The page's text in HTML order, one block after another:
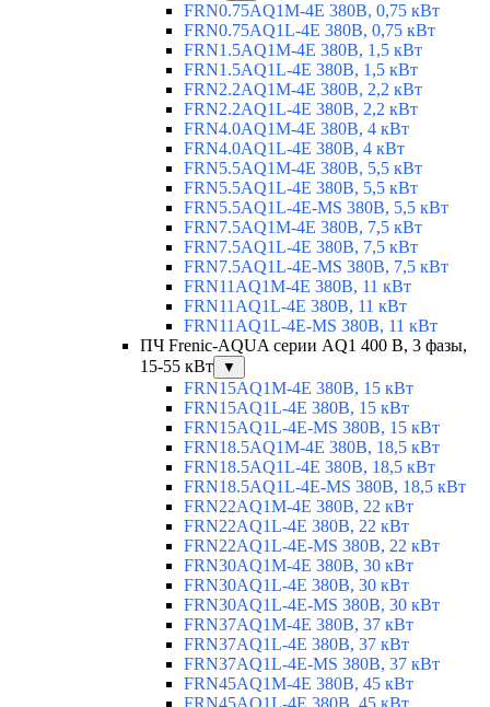
FRN0.75AQ1M-4E 380В, 0,75 кВт
FRN0.75AQ1L-4E 380В, 0,75 кВт
FRN1.5AQ1M-4E 380В, 1,5 кВт
FRN1.5AQ1L-4E 380В, 1,5 кВт
FRN2.2AQ1M-4E 380В, 2,2 кВт
FRN2.2AQ1L-4E 380В, 2,2 кВт
FRN4.0AQ1M-4E 380В, 4 кВт
FRN4.0AQ1L-4E 380В, 4 кВт
FRN5.5AQ1M-4E 380В, 5,5 кВт
FRN5.5AQ1L-4E 380В, 5,5 кВт
FRN5.5AQ1L-4E-MS 380В, 5,5 кВт
FRN7.5AQ1M-4E 380В, 7,5 кВт
FRN7.5AQ1L-4E 380В, 7,5 кВт
FRN7.5AQ1L-4E-MS 380В, 7,5 кВт
FRN11AQ1M-4E 380В, 11 кВт
FRN11AQ1L-4E 380В, 11 кВт
FRN11AQ1L-4E-MS 380В, 11 кВт
ПЧ Frenic-AQUA серии AQ1 400 В, 3 фазы,
15-55 кВт
▼
FRN15AQ1M-4E 380В, 15 кВт
FRN15AQ1L-4E 380В, 15 кВт
FRN15AQ1L-4E-MS 380В, 15 кВт
FRN18.5AQ1M-4E 380В, 18,5 кВт
FRN18.5AQ1L-4E 380В, 18,5 кВт
FRN18.5AQ1L-4E-MS 380В, 18,5 кВт
FRN22AQ1M-4E 380В, 22 кВт
FRN22AQ1L-4E 380В, 22 кВт
FRN22AQ1L-4E-MS 380В, 22 кВт
FRN30AQ1M-4E 380В, 30 кВт
FRN30AQ1L-4E 380В, 30 кВт
FRN30AQ1L-4E-MS 380В, 30 кВт
FRN37AQ1M-4E 380В, 37 кВт
FRN37AQ1L-4E 380В, 37 кВт
FRN37AQ1L-4E-MS 380В, 37 кВт
FRN45AQ1M-4E 380В, 45 кВт